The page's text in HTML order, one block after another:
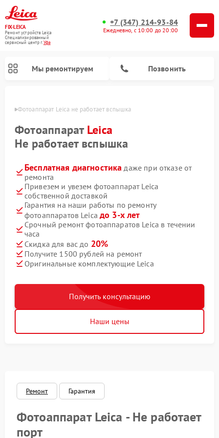
FIX-LEICA
Ремонт устройств Leica
Специализированный
cервисный центр г.Уфа
+7 (347) 214-93-84
Ежедневно, с 10:00 до 20:00
Мы ремонтируем Позвонить
Фотоаппарат Leica не работает вспышка
Фотоаппарат Leica
Не работает вспышка
Бесплатная диагностика даже при отказе от
ремонта
Привезем и увезем фотоаппарат Leica
собственной доставкой
Гарантия на наши работы по ремонту
фотоаппаратов Leicaдо 3-х лет
Срочный ремонт фотоаппаратов Leica в течении
часа
Скидка для вас до 20%
Получите 1500 рублей на ремонт
Оригинальные комплектующие Leica
Получить консультацию
Наши цены
Ремонт Гарантия
Фотоаппарат Leica - Не работает
порт